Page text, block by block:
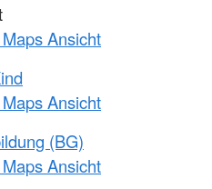
Ansicht
Ansicht
(BG)
Ansicht